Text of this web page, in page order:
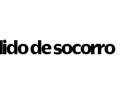
de socorro